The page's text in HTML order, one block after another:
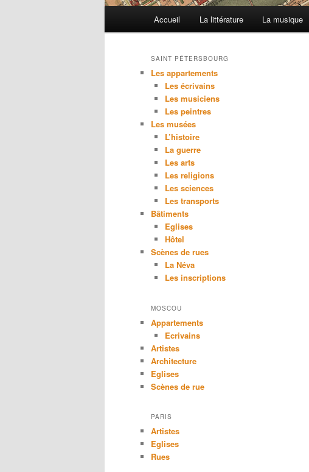
Accueil La littérature La musique
SAINT PÉTERSBOURG
Les appartements
Les écrivains
Les musiciens
Les peintres
Les musées
L’histoire
La guerre
Les arts
Les religions
Les sciences
Les transports
Bâtiments
Eglises
Hôtel
Scènes de rues
La Néva
Les inscriptions
MOSCOU
Appartements
Ecrivains
Artistes
Architecture
Eglises
Scènes de rue
PARIS
Artistes
Eglises
Rues